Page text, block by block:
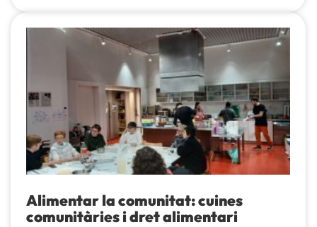
Alimentar la comunitat: cuines
comunitàries i dret alimentari